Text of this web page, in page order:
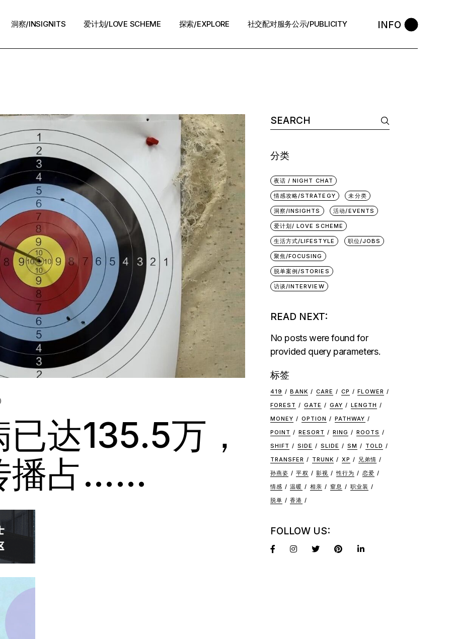
洞察/INSIGNITS 爱计划/LOVE SCHEME 探索/EXPLORE 社交配对服务公示/PUBLICITY
隐私政策/Privacy Policy
预约咨询 / Book
INFO
达135.5万，
播占……
分类
夜话 / NIGHT CHAT
情感攻略/STRATEGY 未分类
洞察/INSIGHTS 活动/EVENTS
爱计划/ LOVE SCHEME
生活方式/LIFESTYLE 职位/JOBS
聚焦/FOCUSING
脱单案例/STORIES
访谈/INTERVIEW
READ NEXT:
No posts were found for
provided query parameters.
标签
419 BANK CARE CP
FLOWER
FOREST
GATE GAY
LENGTH
MONEY
OPTION
PATHWAY
POINT
RESORT RING
ROOTS
SHIFT
SIDE SLIDE SM
TOLD
TRANSFER
TRUNK XP
兄弟情
孙燕姿
平权 影视 性行为
恋爱
情感
温暖 相亲 窒息
职业装
脱单
香港
FOLLOW US: